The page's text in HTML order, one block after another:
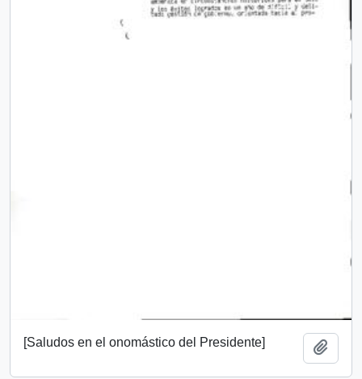
[Saludos en el onomástico del Presidente]